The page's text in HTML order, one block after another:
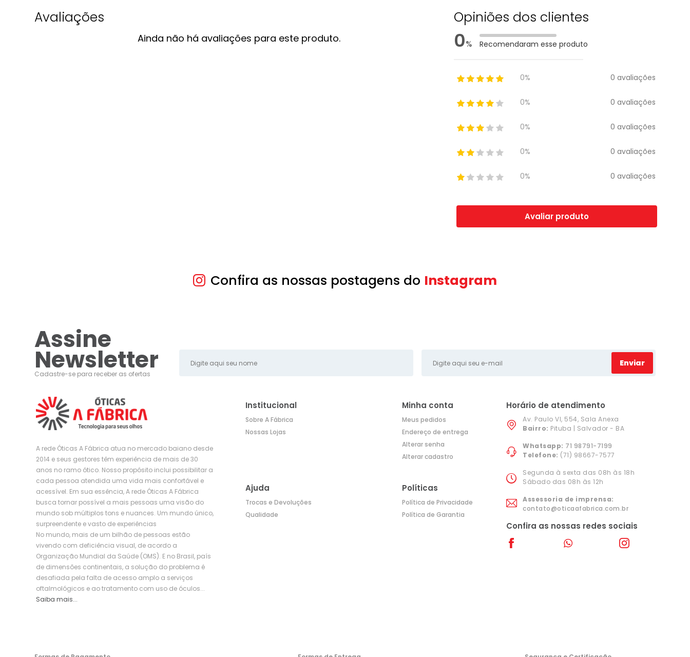
Avaliações
Ainda não há avaliações para este produto.
Opiniões dos clientes
0% Recomendaram esse produto
0% 0 avaliações
0% 0 avaliações
0% 0 avaliações
0% 0 avaliações
0% 0 avaliações
Avaliar produto
Confira as nossas postagens do Instagram
Assine
Newsletter
Cadastre-se para receber as ofertas
Enviar
A rede Óticas A Fábrica atua no mercado baiano desde
2014 e seus gestores têm experiência de mais de 30
anos no ramo ótico. Nosso propósito inclui possibilitar a
cada pessoa atendida uma vida mais confortável e
acessível. Em sua essência, A rede Óticas A Fábrica
busca tornar possível a mais pessoas uma visão do
mundo sob múltiplos tons e nuances. Um mundo único,
surpreendente e vasto de experiências
No mundo, mais de um bilhão de pessoas estão
vivendo com deficiência visual, de acordo a
Organização Mundial da Saúde (OMS). E no Brasil, país
de dimensões continentais, a solução do problema é
desafiada pela falta de acesso amplo a serviços
oftalmológicos e ao tratamento com uso de óculos...
Saiba mais...
Institucional
Sobre A Fábrica
Nossas Lojas
Minha conta
Meus pedidos
Endereço de entrega
Alterar senha
Alterar cadastro
Ajuda
Trocas e Devoluções
Qualidade
Políticas
Política de Privacidade
Política de Garantia
Horário de atendimento
Av. Paulo VI, 554, Sala Anexa
Bairro: Pituba | Salvador - BA
Whatsapp: 71 98791-7199
Telefone: (71) 98667-7577
Segunda à sexta das 08h às 18h
Sábado das 08h às 12h
Assessoria de imprensa:
contato@oticaafabrica.com.br
Confira as nossas redes sociais